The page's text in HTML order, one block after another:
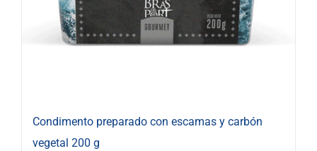
Condimento preparado con escamas y carbón
vegetal 200 g